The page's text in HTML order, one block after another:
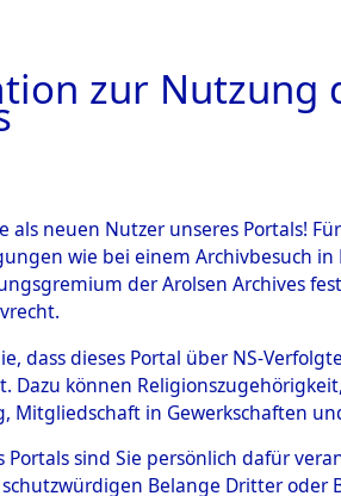
Hessen→
0021
zur Nutzung
als neuen Nutzer unseres Portals!
wie bei einem Archivbesuch
der Arolsen Archives
dass dieses Portal über NS-
Dazu können
Mitgliedschaft in Gewerkschaften
Portals sind Sie persönlich dafür
Belange Dritter